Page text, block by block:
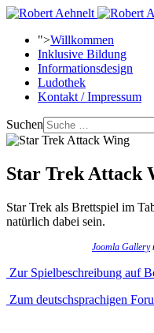
">Willkommen
Inklusive Bildung
Informationsdesign
Ludothek
Kontakt / Impressum
Suchen
Star Trek Attack
Star Trek als Brettspiel im
natürlich dabei sein.
Joomla Gallery
Zur Spielbeschreibung auf
Zum deutschsprachigen